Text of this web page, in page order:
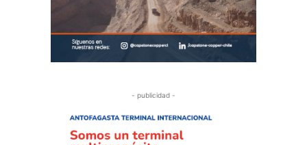
- publicidad -